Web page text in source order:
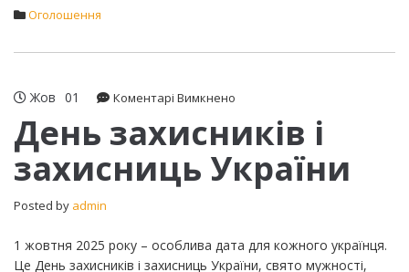
Оголошення
Жов 01 Коментарі Вимкнено
захисників
захисниць
України
День захисників і
захисниць України
Posted by admin
1 жовтня 2025 року – особлива дата для кожного українця.
Це День захисників і захисниць України, свято мужності,